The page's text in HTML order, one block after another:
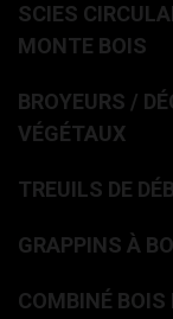
SCIES
MONTE BOIS
BROYEURS /
VÉGÉTAUX
TREUILS DE
GRAPPINS À
COMBINÉ BOIS